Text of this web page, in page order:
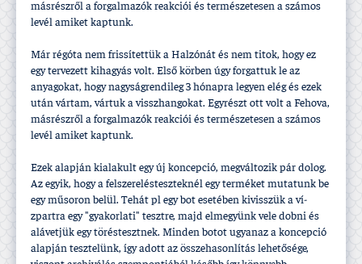
másrészről a forgalmazók reakciói és természetesen a számos
levél amiket kaptunk.
Már régóta nem frissí­tettük a Halzónát és nem titok, hogy ez
egy tervezett kihagyás volt. Első körben úgy forgattuk le az
anyagokat, hogy nagyságrendileg 3 hónapra legyen elég és ezek
után vártam, vártuk a visszhangokat. Egyrészt ott volt a Fehova,
másrészről a forgalmazók reakciói és természetesen a számos
levél amiket kaptunk.
Ezek alapján kialakult egy új koncepció, megváltozik pár dolog.
Az egyik, hogy a felszerelésteszteknél egy terméket mutatunk be
egy műsoron belül. Tehát pl egy bot esetében kivisszük a ví­
zpartra egy "gyakorlati" tesztre, majd elmegyünk vele dobni és
alávetjük egy töréstesztnek. Minden botot ugyanaz a koncepció
alapján tesztelünk, í­gy adott az összehasonlí­tás lehetősége,